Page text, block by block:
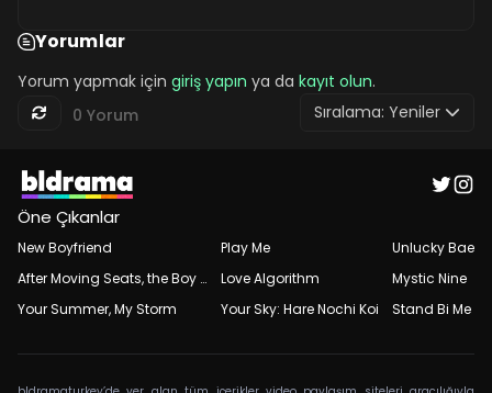
Yorumlar
Yorum yapmak için giriş yapın ya da kayıt olun.
0 Yorum
Sıralama: Yeniler
Öne Çıkanlar
New Boyfriend
After Moving Seats, the Boy Behind Me Has a Crush on Me
Your Summer, My Storm
Play Me
Love Algorithm
Your Sky: Hare Nochi Koi
Unlucky Bae
Mystic Nine
Stand Bi Me